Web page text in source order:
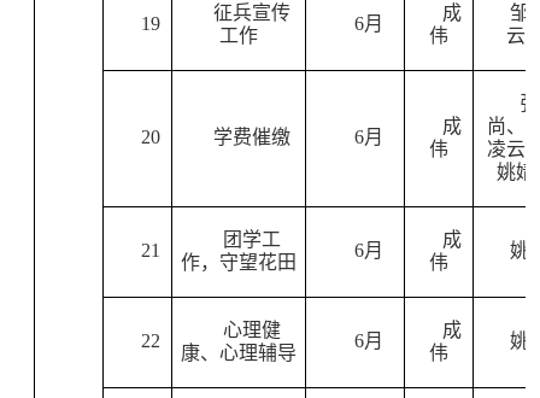
19
征兵宣传
工作
6月
成
伟
邹
云
20 学费催缴 6月
成
伟
张
尚、
凌云
姚婧
21
团学工
作，守望花田
6月
成
伟
姚
22
心理健
康、心理辅导
6月
成
伟
姚